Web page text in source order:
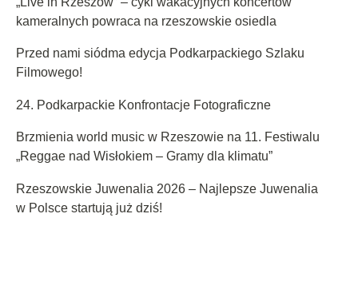
kameralnych powraca na rzeszowskie osiedla
Przed nami siódma edycja Podkarpackiego Szlaku
Filmowego!
24. Podkarpackie Konfrontacje Fotograficzne
Brzmienia world music w Rzeszowie na 11. Festiwalu
„Reggae nad Wisłokiem – Gramy dla klimatu”
Rzeszowskie Juwenalia 2026 – Najlepsze Juwenalia
w Polsce startują już dziś!